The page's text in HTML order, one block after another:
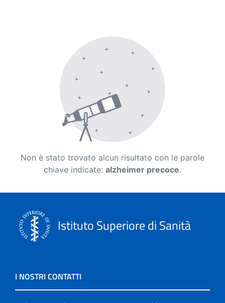
Non è stato trovato alcun risultato con le parole
chiave indicate: alzheimer precoce.
Istituto Superiore di Sanità
I NOSTRI CONTATTI